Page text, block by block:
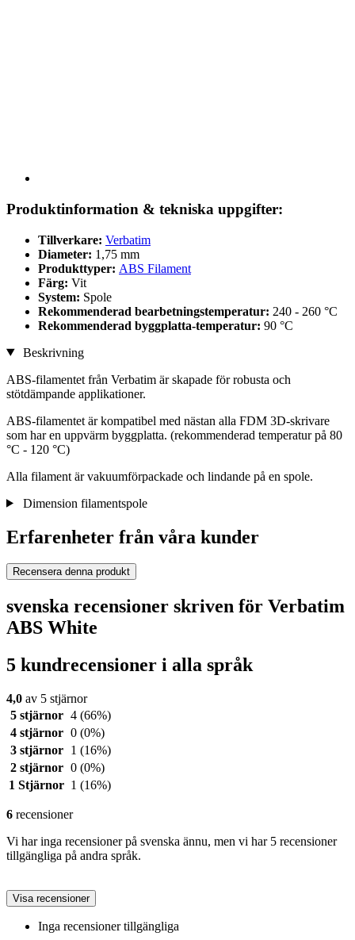
Produktinformation & tekniska uppgifter:
Tillverkare: Verbatim
Diameter: 1,75 mm
Produkttyper: ABS Filament
Färg: Vit
System: Spole
Rekommenderad bearbetningstemperatur: 240 - 260 °C
Rekommenderad byggplatta-temperatur: 90 °C
Beskrivning
ABS-filamentet från Verbatim är skapade för robusta och
stötdämpande applikationer.
ABS-filamentet är kompatibel med nästan alla FDM 3D-skrivare
som har en uppvärm byggplatta. (rekommenderad temperatur på 80
°C - 120 °C)
Alla filament är vakuumförpackade och lindande på en spole.
Dimension filamentspole
Erfarenheter från våra kunder
Recensera denna produkt
svenska recensioner skriven för Verbatim
ABS White
5 kundrecensioner i alla språk
4,0 av 5 stjärnor
5 stjärnor 4 (66%)
4 stjärnor 0 (0%)
3 stjärnor
1 (16%)
2 stjärnor 0 (0%)
1 Stjärnor 1 (16%)
6 recensioner
Vi har inga recensioner på svenska ännu, men vi har 5 recensioner
tillgängliga på andra språk.
Visa recensioner
Inga recensioner tillgängliga